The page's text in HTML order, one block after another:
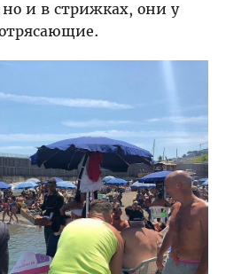
и в стрижках, они у